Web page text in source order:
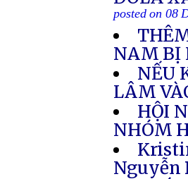
posted on 08
NAM BỊ
NẾU
LÂM
HỘI
NHÓM
Nguyễn